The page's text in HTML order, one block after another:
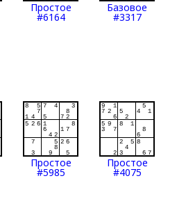
Простое
#6164
Базовое
#3317
Простое
#5985
Простое
#4075